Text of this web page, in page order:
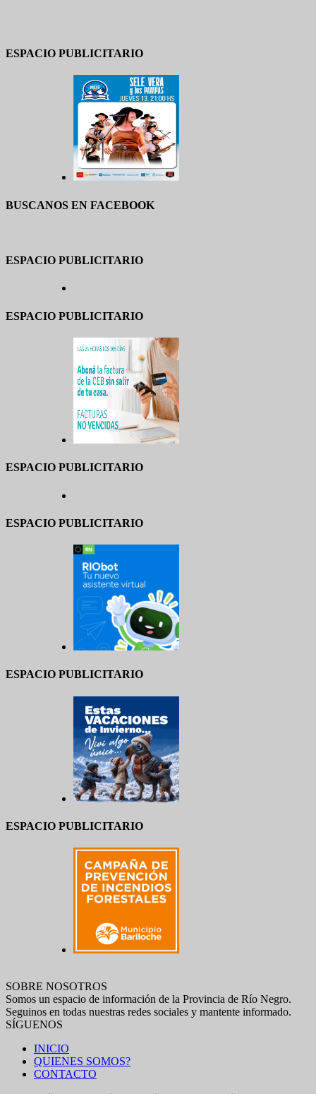
ESPACIO PUBLICITARIO
BUSCANOS EN FACEBOOK
ESPACIO PUBLICITARIO
ESPACIO PUBLICITARIO
ESPACIO PUBLICITARIO
ESPACIO PUBLICITARIO
ESPACIO PUBLICITARIO
ESPACIO PUBLICITARIO
SOBRE NOSOTROS
Somos un espacio de información de la Provincia de Río Negro.
Seguinos en todas nuestras redes sociales y mantente informado.
SÍGUENOS
INICIO
QUIENES SOMOS?
CONTACTO